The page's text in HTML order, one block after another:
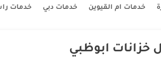
خدمات ام القيوين خدمات دبي خدمات
ابوظبي